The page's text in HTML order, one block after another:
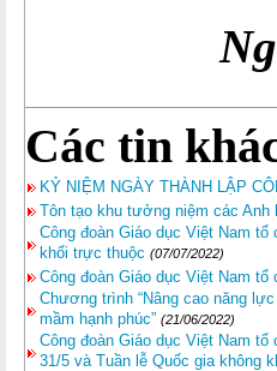
Các tin
KỶ NIỆM NGÀY THÀNH LẬP
Tôn tạo khu tưởng niệm các Anh
Công đoàn Giáo dục Việt Nam
khối trực thuộc (07/07/2022)
Công đoàn Giáo dục Việt Nam
Chương trình “Nâng cao năng
mầm hạnh phúc” (21/06/2022)
Công đoàn Giáo dục Việt Nam
31/5 và Tuần lễ Quốc gia không